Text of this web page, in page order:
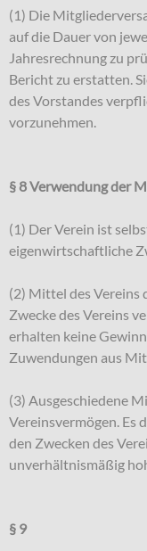
(1) Die
auf die Dauer von
Jahresrechnung zu
Bericht zu erstatten.
des Vorstandes
vorzunehmen.
§ 8 Verwendung der
(1) Der Verein ist
eigenwirtschaftliche
(2) Mittel des Vereins
Zwecke des Vereins
erhalten keine
Zuwendungen aus
(3) Ausgeschiedene
Vereinsvermögen. Es
den Zwecken des
unverhältnismäßig
§ 9